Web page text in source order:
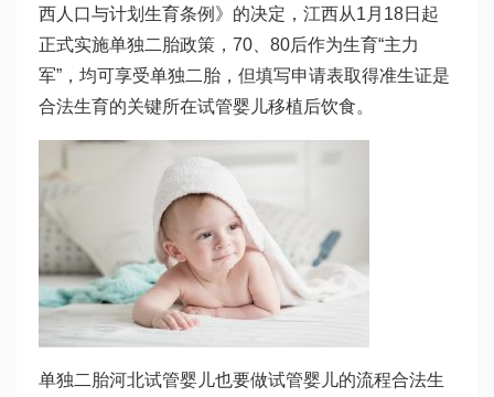
西人口与计划生育条例》的决定，江西从1月18日起
正式实施单独二胎政策，70、80后作为生育“主力
军”，均可享受单独二胎，但填写申请表取得准生证是
合法生育的关键所在试管婴儿移植后饮食。
单独二胎河北试管婴儿也要做试管婴儿的流程合法生